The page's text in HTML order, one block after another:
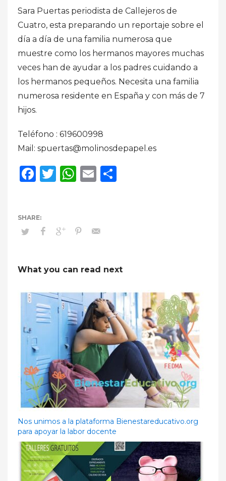
Sara Puertas periodista de Callejeros de
Cuatro, esta preparando un reportaje sobre el
día a día de una familia numerosa que
muestre como los hermanos mayores muchas
veces han de ayudar a los padres cuidando a
los hermanos pequeños. Necesita una familia
numerosa residente en España y con más de 7
hijos.
Teléfono : 619600998
Mail: spuertas@molinosdepapel.es
Facebook
Twitter
WhatsApp
Email
What you can read next
Nos unimos a la plataforma Bienestareducativo.org
para apoyar la labor docente